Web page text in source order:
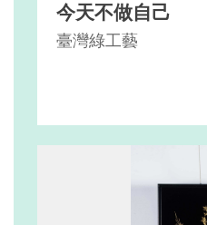
今天不做自己
臺灣綠工藝